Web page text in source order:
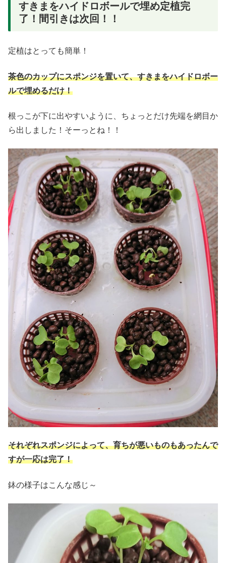
すきまをハイドロボールで埋め定植完
了！間引きは次回！！
定植はとっても簡単！
茶色のカップにスポンジを置いて、すきまをハイドロボー
ルで埋めるだけ！
根っこが下に出やすいように、ちょっとだけ先端を網目か
ら出しました！そーっとね！！
それぞれスポンジによって、育ちが悪いものもあったんで
すが一応は完了！
鉢の様子はこんな感じ～